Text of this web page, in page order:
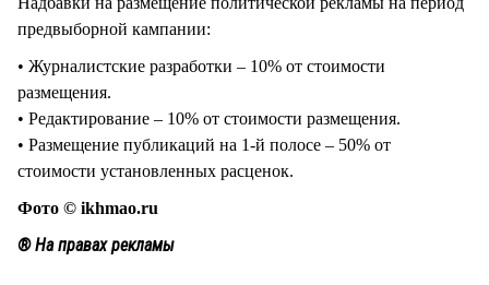
предвыборной кампании:
• Журналистские разработки – 10% от стоимости
размещения.
• Редактирование – 10% от стоимости размещения.
• Размещение публикаций на 1-й полосе – 50% от
стоимости установленных расценок.
Фото © ikhmao.ru
® На правах рекламы